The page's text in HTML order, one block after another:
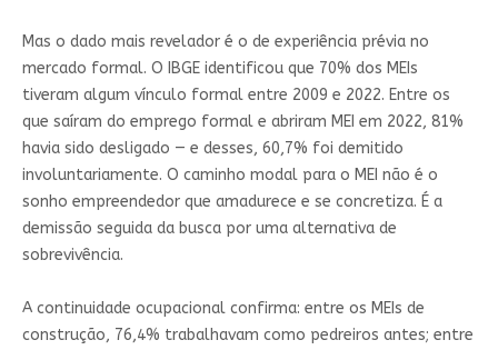
Mas o dado mais revelador é o de experiência prévia no
mercado formal. O IBGE identificou que 70% dos MEIs
tiveram algum vínculo formal entre 2009 e 2022. Entre os
que saíram do emprego formal e abriram MEI em 2022, 81%
havia sido desligado — e desses, 60,7% foi demitido
involuntariamente. O caminho modal para o MEI não é o
sonho empreendedor que amadurece e se concretiza. É a
demissão seguida da busca por uma alternativa de
sobrevivência.
A continuidade ocupacional confirma: entre os MEIs de
construção, 76,4% trabalhavam como pedreiros antes; entre